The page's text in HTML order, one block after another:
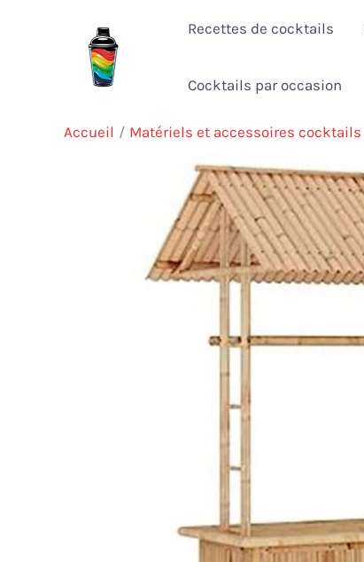
Recettes de cocktails
Cocktails par occasion
Accueil Matériels et accessoires cocktails